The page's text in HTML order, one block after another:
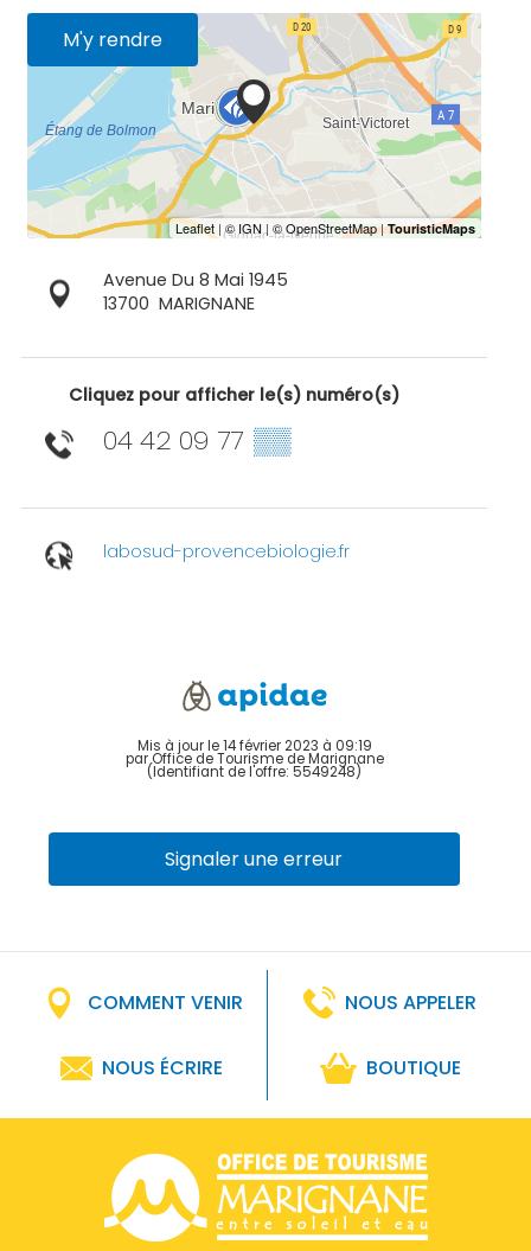
M'y rendre
Avenue Du 8 Mai 1945
13700 MARIGNANE
Cliquez pour afficher le(s) numéro(s)
04 42 09 77 ▒▒
labosud-provencebiologie.fr
Mis à jour le 14 février 2023 à 09:19
par Office de Tourisme de Marignane
(Identifiant de l'offre: 5549248)
Signaler une erreur
COMMENT VENIR NOUS APPELER
NOUS ÉCRIRE BOUTIQUE